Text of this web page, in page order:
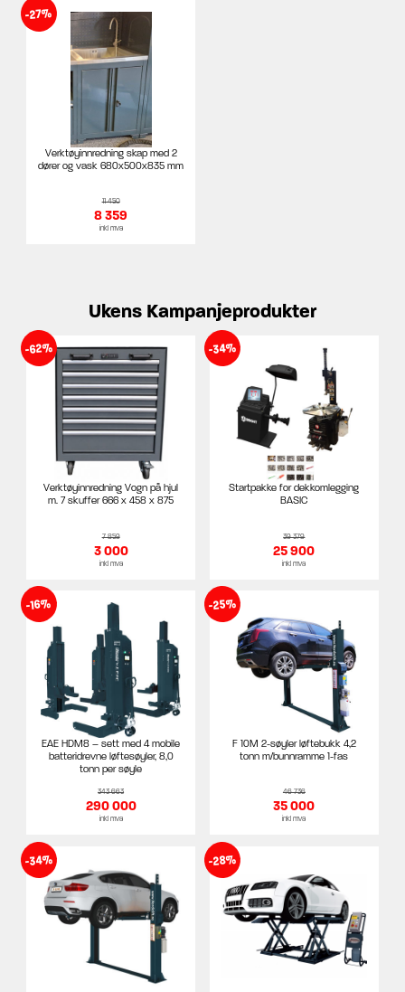
-27%
Verktøyinnredning skap med 2
dører og vask 680x500x835 mm
11 450
8 359
inkl mva
Ukens Kampanjeprodukter
-62%
Verktøyinnredning Vogn på hjul
m. 7 skuffer 666 x 458 x 875
7 859
3 000
inkl mva
-34%
Startpakke for dekkomlegging
BASIC
39 379
25 900
inkl mva
-16%
EAE HDM8 – sett med 4 mobile
batteridrevne løftesøyler, 8,0
tonn per søyle
343 663
290 000
inkl mva
-25%
F 10M 2-søyler løftebukk 4,2
tonn m/bunnramme 1-fas
46 736
35 000
inkl mva
-34% -28%